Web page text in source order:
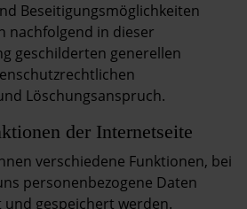
Beseitigungsmöglichkeiten
nachfolgend in dieser
geschilderten generellen
Löschungsanspruch.
der Internetseite
verschiedene Funktionen, bei
personenbezogene Daten
gespeichert werden.